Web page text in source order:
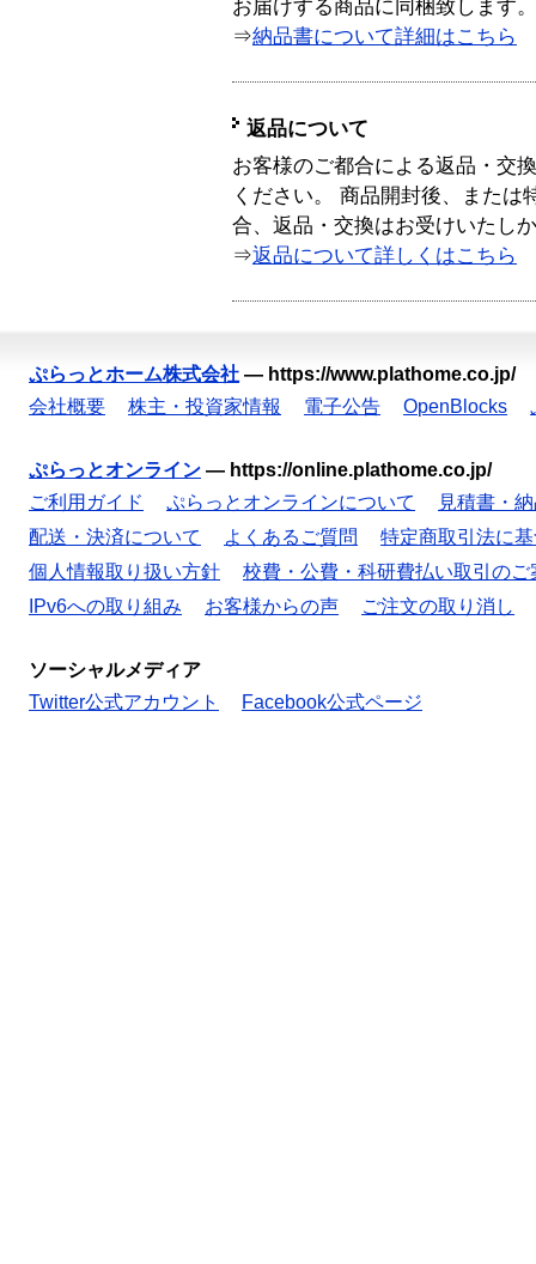
お届けする商品に同梱致します。
⇒納品書について詳細はこちら
返品について
お客様のご都合による返品・交
ください。 商品開封後、または
合、返品・交換はお受けいたし
⇒返品について詳しくはこちら
ぷらっとホーム株式会社 — https://www.plathome.co.jp/
会社概要
株主・投資家情報 電子公告 OpenBlocks
ぷらっとオンライン — https://online.plathome.co.jp/
ご利用ガイド
ぷらっとオンラインについて
見積書・
配送・決済について
よくあるご質問
特定商取引法に
個人情報取り扱い方針
校費・公費・科研費払い取引のご
IPv6への取り組み
お客様からの声 ご注文の取り消し
ソーシャルメディア
Twitter公式アカウント
Facebook公式ページ